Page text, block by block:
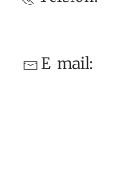
E-mail: